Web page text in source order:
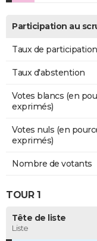
Participation au
Taux de participation
Taux d'abstention
Votes blancs (en
exprimés)
Votes nuls (en
exprimés)
Nombre de votants
TOUR 1
Tête de liste
Liste